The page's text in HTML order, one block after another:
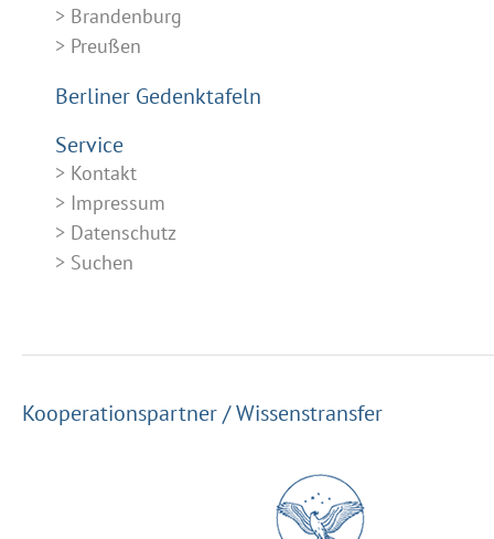
Brandenburg
Preußen
Berliner Gedenktafeln
Service
Kontakt
Impressum
Datenschutz
Suchen
Kooperationspartner / Wissenstransfer